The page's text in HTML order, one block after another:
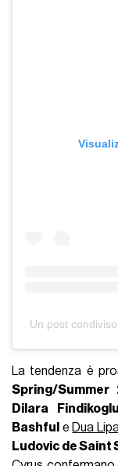
Un post
La tendenza è
Spring/Summer
Dilara Findikoglu
Bashful e Dua
Ludovic de Saint